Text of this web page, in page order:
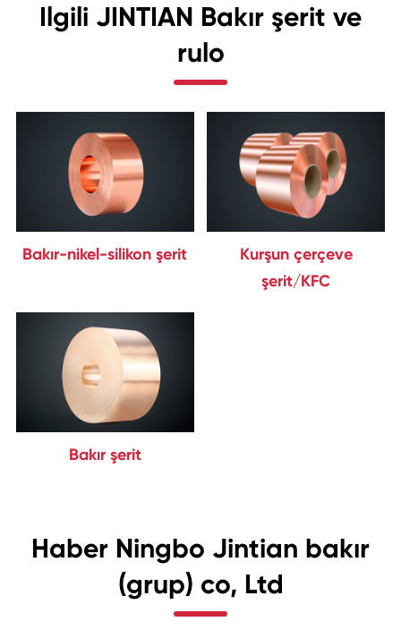
Ilgili JINTIAN Bakır şerit ve
rulo
Bakır-nikel-silikon şerit
Kurşun çerçeve
şerit/KFC
Bakır şerit
Haber Ningbo Jintian bakır
(grup) co, Ltd